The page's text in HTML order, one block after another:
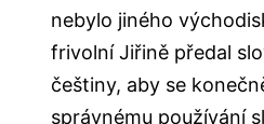
nebylo jiného
frivolní Jiřině předal
češtiny, aby se
správnému používání